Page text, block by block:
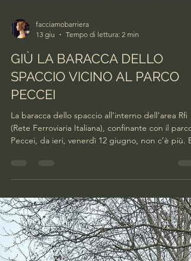
facciamobarriera
PECCEI
La baracca dello spaccio all’interno dell’area Rfi
(Rete Ferroviaria Italiana), confinante con il parco
Peccei, da ieri, venerdì 12 giugno, non c’è più. E’